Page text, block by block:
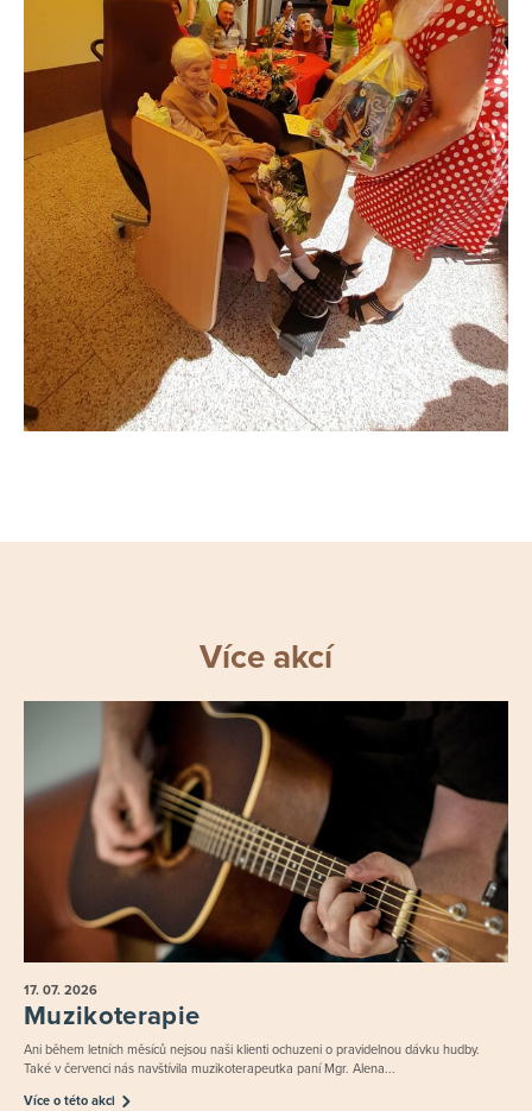
Více akcí
17. 07. 2026
Muzikoterapie
Ani během letních měsíců nejsou naši klienti ochuzeni o pravidelnou dávku hudby.
Také v červenci nás navštívila muzikoterapeutka paní Mgr. Alena...
Více o této akci